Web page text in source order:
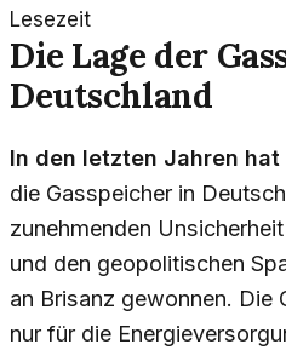
Lesezeit
Die Lage der
Deutschland
In den letzten Jahren
die Gasspeicher in
zunehmenden
und den geopolitischen
an Brisanz gewonnen. Die
nur für die